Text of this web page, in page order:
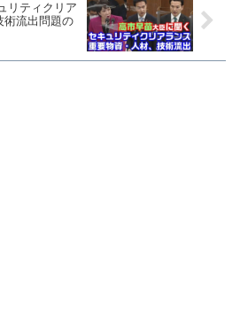
リティクリア
術流出問題の